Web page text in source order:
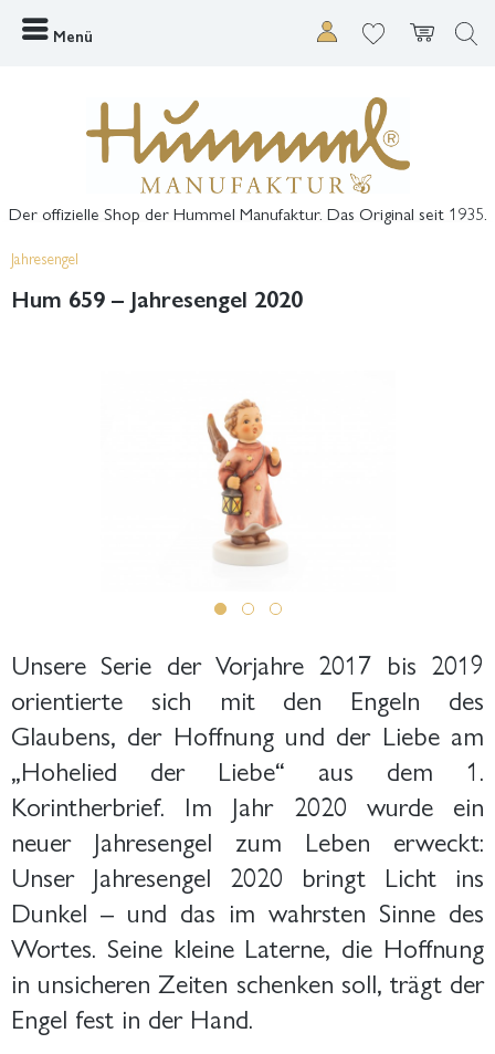
Menü
Der offizielle Shop der Hummel Manufaktur. Das Original seit 1935.
Jahresengel
Hum 659 – Jahresengel 2020
Unsere Serie der Vorjahre 2017 bis 2019
orientierte sich mit den Engeln des
Glaubens, der Hoffnung und der Liebe am
„Hohelied der Liebe“ aus dem 1.
Korintherbrief. Im Jahr 2020 wurde ein
neuer Jahresengel zum Leben erweckt:
Unser Jahresengel 2020 bringt Licht ins
Dunkel – und das im wahrsten Sinne des
Wortes. Seine kleine Laterne, die Hoffnung
in unsicheren Zeiten schenken soll, trägt der
Engel fest in der Hand.